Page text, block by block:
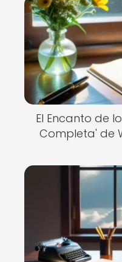
El Encanto de
Completa' de